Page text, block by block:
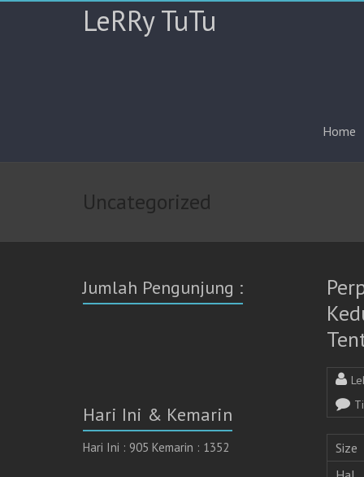
LeRRy TuTu
Home
Uncategorized
Size
Jumlah Pengunjung :
Hari Ini & Kemarin
Hari Ini : 905 Kemarin : 1352